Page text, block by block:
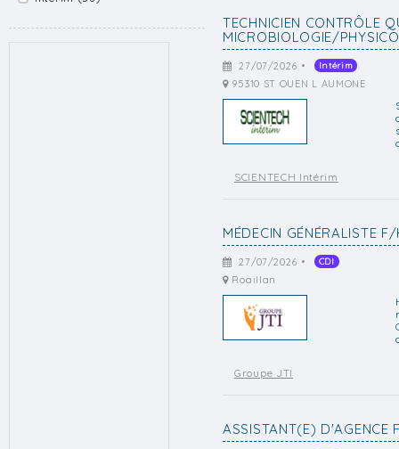
TECHNICIEN CONTRÔLE
MICROBIOLOGIE/
27/07/2026 • Intérim
95310 ST OUEN L AUMONE
SCIENTECH Intérim
MÉDECIN GÉNÉRALISTE
27/07/2026 • CDI
Roaillan
Groupe JTI
ASSISTANT(E) D'AGENCE